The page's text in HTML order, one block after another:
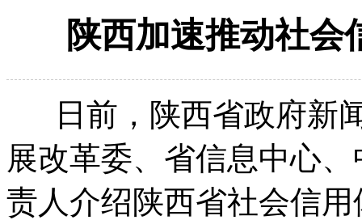
陕西加速推动社会
日前，陕西省政府新
展改革委、省信息中心
责人介绍陕西省社会信